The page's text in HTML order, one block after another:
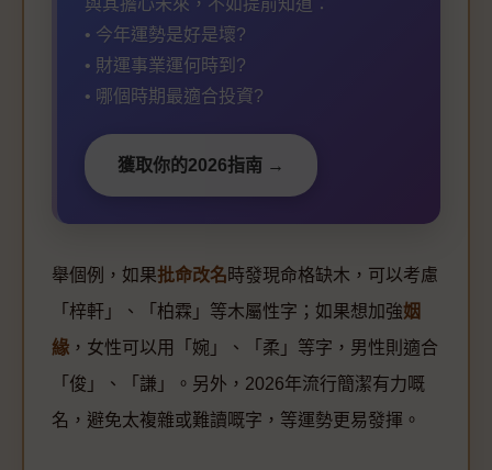
與其擔心未來，不如提前知道：
• 今年運勢是好是壞?
• 財運事業運何時到?
• 哪個時期最適合投資?
獲取你的2026指南 →
舉個例，如果批命改名時發現命格缺木，可以考慮
「梓軒」、「柏霖」等木屬性字；如果想加強姻
緣 ，女性可以用「婉」、「柔」等字，男性則適合
「俊」、「謙」。另外，2026年流行簡潔有力嘅
名，避免太複雜或難讀嘅字，等運勢更易發揮。